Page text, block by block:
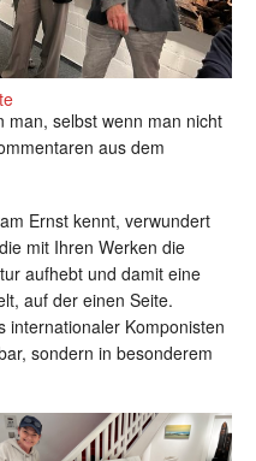
man, selbst wenn man nicht
aus dem
Ernst kennt, verwundert
mit Ihren Werken die
aufhebt und damit eine
auf der einen Seite.
internationaler Komponisten
sondern in besonderem